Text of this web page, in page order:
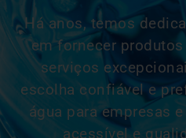
Há anos, temos
em fornecer
serviços
escolha confiável e
água para empresas
acessível e